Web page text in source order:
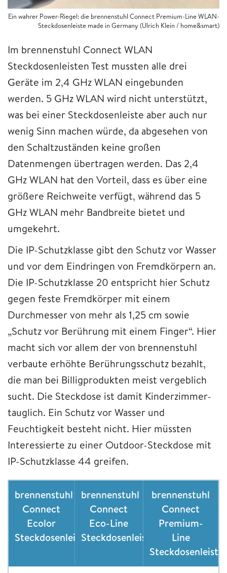
Ein wahrer Power-Riegel: die brennenstuhl Connect Premium-Line WLAN-
Steckdosenleiste made in Germany (Ulrich Klein / home&smart)
Im brennenstuhl Connect WLAN
Steckdosenleisten Test mussten alle drei
Geräte im 2,4 GHz WLAN eingebunden
werden. 5 GHz WLAN wird nicht unterstützt,
was bei einer Steckdosenleiste aber auch nur
wenig Sinn machen würde, da abgesehen von
den Schaltzuständen keine großen
Datenmengen übertragen werden. Das 2,4
GHz WLAN hat den Vorteil, dass es über eine
größere Reichweite verfügt, während das 5
GHz WLAN mehr Bandbreite bietet und
umgekehrt.
Die IP-Schutzklasse gibt den Schutz vor Wasser
und vor dem Eindringen von Fremdkörpern an.
Die IP-Schutzklasse 20 entspricht hier Schutz
gegen feste Fremdkörper mit einem
Durchmesser von mehr als 1,25 cm sowie
„Schutz vor Berührung mit einem Finger“. Hier
macht sich vor allem der von brennenstuhl
verbaute erhöhte Berührungsschutz bezahlt,
die man bei Billigprodukten meist vergeblich
sucht. Die Steckdose ist damit Kinderzimmer-
tauglich. Ein Schutz vor Wasser und
Feuchtigkeit besteht nicht. Hier müssten
Interessierte zu einer Outdoor-Steckdose mit
IP-Schutzklasse 44 greifen.
brennenstuhl
Connect
Ecolor
Steckdosenleiste
brennenstuhl
Connect
Eco-Line
Steckdosenleiste
brennenstuhl
Connect
Premium-
Line
Steckdosenleiste